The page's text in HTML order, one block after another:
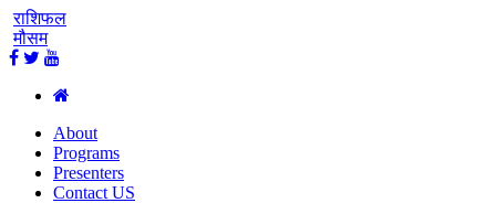
राशिफल
मौसम
About
Programs
Presenters
Contact US